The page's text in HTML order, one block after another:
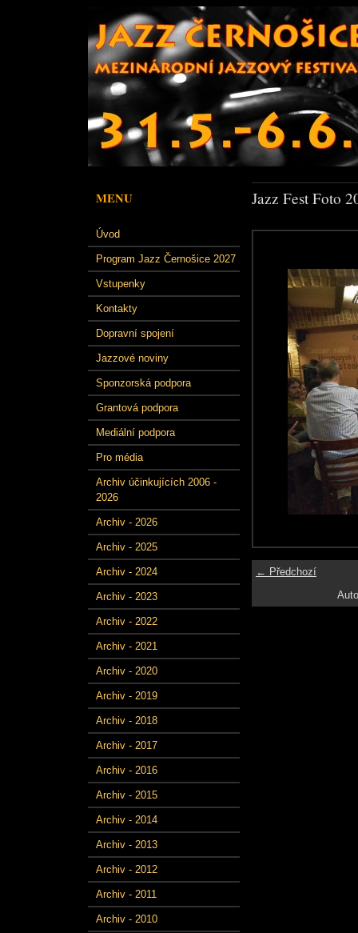
MENU
Úvod
Program Jazz Černošice 2027
Vstupenky
Kontakty
Dopravní spojení
Jazzové noviny
Sponzorská podpora
Grantová podpora
Mediální podpora
Pro média
Archiv účinkujících 2006 -
2026
Archiv - 2026
Archiv - 2025
Archiv - 2024
Archiv - 2023
Archiv - 2022
Archiv - 2021
Archiv - 2020
Archiv - 2019
Archiv - 2018
Archiv - 2017
Archiv - 2016
Archiv - 2015
Archiv - 2014
Archiv - 2013
Archiv - 2012
Archiv - 2011
Archiv - 2010
Jazz Fest Foto
← Předchozí